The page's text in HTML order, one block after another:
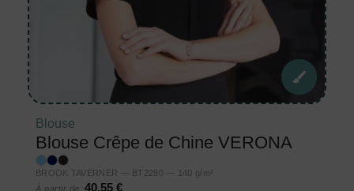
Blouse
Blouse Crêpe de Chine VERONA
BROOK TAVERNER — BT2280 — 140 g/m²
À partir de
40,55 €